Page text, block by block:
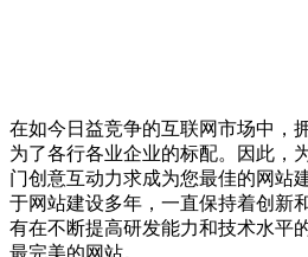
在如今日益竞争的互联网市场中，
为了各行各业企业的标配。因此，
门创意互动力求成为您最佳的网站
于网站建设多年，一直保持着创新
有在不断提高研发能力和技术水平
最完美的网站。